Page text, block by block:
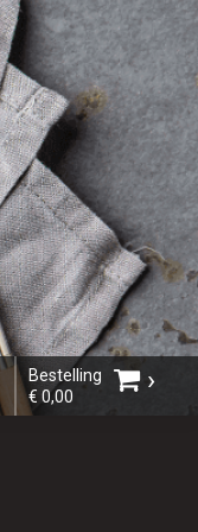
Bestelling
€ 0,00
›